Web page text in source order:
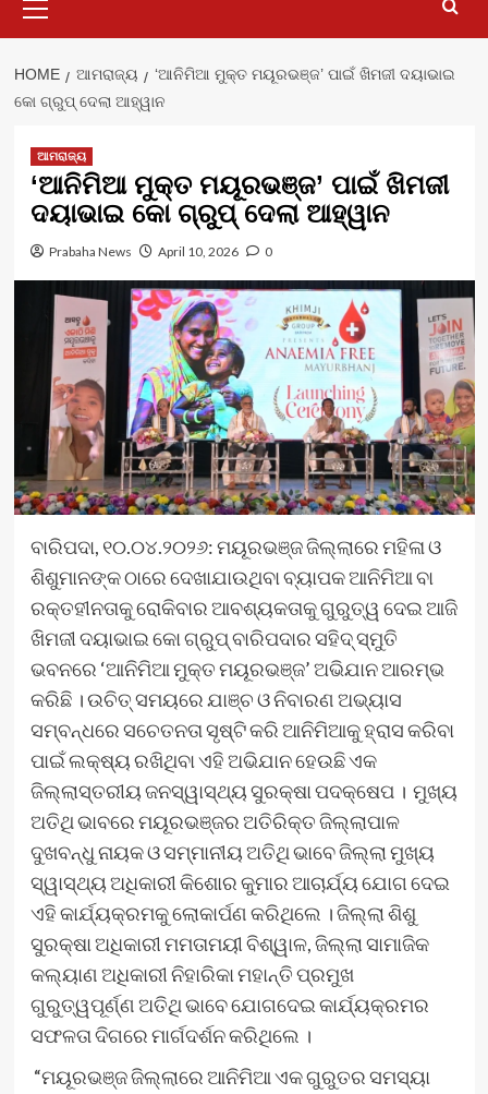
Menu
HOME ଆମରାଜ୍ୟ
‘ଆନିମିଆ ମୁକ୍ତ ମୟୂରଭଞ୍ଜ’ ପାଇଁ ଖିମଜୀ ଦୟାଭାଇ
କୋ ଗ୍ରୁପ୍ ଦେଲା ଆହ୍ୱାନ
ଆମରାଜ୍ୟ
‘ଆନିମିଆ ମୁକ୍ତ ମୟୂରଭଞ୍ଜ’ ପାଇଁ ଖିମଜୀ
ଦୟାଭାଇ କୋ ଗ୍ରୁପ୍ ଦେଲା ଆହ୍ୱାନ
Prabaha News April 10, 2026 0
ବାରିପଦା, ୧୦.୦୪.୨୦୨୬: ମୟୂରଭଞ୍ଜ ଜିଲ୍ଲାରେ ମହିଳା ଓ
ଶିଶୁମାନଙ୍କ ଠାରେ ଦେଖାଯାଉଥିବା ବ୍ୟାପକ ଆନିମିଆ ବା
ରକ୍ତହୀନତାକୁ ରୋକିବାର ଆବଶ୍ୟକତାକୁ ଗୁରୁତ୍ୱ ଦେଇ ଆଜି
ଖିମଜୀ ଦୟାଭାଇ କୋ ଗ୍ରୁପ୍ ବାରିପଦାର ସହିଦ୍ ସ୍ମୁତି
ଭବନରେ ‘ଆନିମିଆ ମୁକ୍ତ ମୟୂରଭଞ୍ଜ’ ଅଭିଯାନ ଆରମ୍ଭ
କରିଛି । ଉଚିତ୍ ସମୟରେ ଯାଞ୍ଚ ଓ ନିବାରଣ ଅଭ୍ୟାସ
ସମ୍ବନ୍ଧରେ ସଚେତନତା ସୃଷ୍ଟି କରି ଆନିମିଆକୁ ହ୍ରାସ କରିବା
ପାଇଁ ଲକ୍ଷ୍ୟ ରଖିଥିବା ଏହି ଅଭିଯାନ ହେଉଛି ଏକ
ଜିଲ୍ଲାସ୍ତରୀୟ ଜନସ୍ୱାସ୍ଥ୍ୟ ସୁରକ୍ଷା ପଦକ୍ଷେପ । ମୁଖ୍ୟ
ଅତିଥି ଭାବରେ ମୟୂରଭଞ୍ଜର ଅତିରିକ୍ତ ଜିଲ୍ଲାପାଳ
ଦୁଖବନ୍ଧୁ ନାୟକ ଓ ସମ୍ମାନୀୟ ଅତିଥି ଭାବେ ଜିଲ୍ଲା ମୁଖ୍ୟ
ସ୍ୱାସ୍ଥ୍ୟ ଅଧିକାରୀ କିଶୋର କୁମାର ଆଚାର୍ଯ୍ୟ ଯୋଗ ଦେଇ
ଏହି କାର୍ଯ୍ୟକ୍ରମକୁ ଲୋକାର୍ପଣ କରିଥିଲେ । ଜିଲ୍ଲା ଶିଶୁ
ସୁରକ୍ଷା ଅଧିକାରୀ ମମତାମୟୀ ବିଶ୍ୱାଳ, ଜିଲ୍ଲା ସାମାଜିକ
କଲ୍ୟାଣ ଅଧିକାରୀ ନିହାରିକା ମହାନ୍ତି ପ୍ରମୁଖ
ଗୁରୁତ୍ୱପୂର୍ଣ୍ଣ ଅତିଥି ଭାବେ ଯୋଗଦେଇ କାର୍ଯ୍ୟକ୍ରମର
ସଫଳତା ଦିଗରେ ମାର୍ଗଦର୍ଶନ କରିଥିଲେ ।
“ମୟୂରଭଞ୍ଜ ଜିଲ୍ଲାରେ ଆନିମିଆ ଏକ ଗୁରୁତର ସମସ୍ୟା